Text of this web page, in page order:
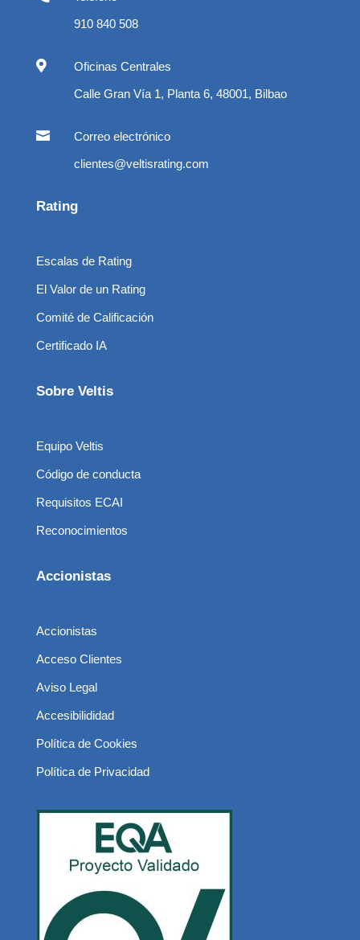
910 840 508

Oficinas Centrales
Calle Gran Vía 1, Planta 6, 48001, Bilbao

Correo electrónico
clientes@veltisrating.com
Rating
Escalas de Rating
El Valor de un Rating
Comité de Calificación
Certificado IA
Sobre Veltis
Equipo Veltis
Código de conducta
Requisitos ECAI
Reconocimientos
Accionistas
Accionistas
Acceso Clientes
Aviso Legal
Accesibilididad
Política de Cookies
Política de Privacidad